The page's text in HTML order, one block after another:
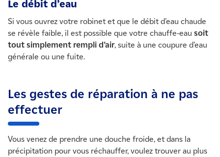
Le débit d’eau
Si vous ouvrez votre robinet et que le débit d’eau chaude
se révèle faible, il est possible que votre chauffe-eau soit
tout simplement rempli d’air, suite à une coupure d’eau
générale ou une fuite.
Les gestes de réparation à ne pas
effectuer
Vous venez de prendre une douche froide, et dans la
précipitation pour vous réchauffer, voulez trouver au plus